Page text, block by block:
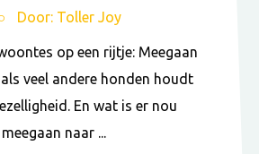
Door: Toller Joy
op een rijtje: Meegaan
veel andere honden houdt
En wat is er nou
naar ...